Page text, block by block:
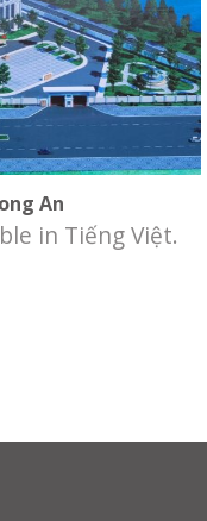
An
in Tiếng Việt.